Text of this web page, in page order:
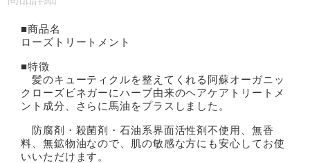
■商品名
ローズトリートメント
■特徴
髪のキューティクルを整えてくれる阿蘇オーガニッ
クローズビネガーにハーブ由来のヘアケアトリートメ
ント成分、さらに馬油をプラスしました。
防腐剤・殺菌剤・石油系界面活性剤不使用、無香
料、無鉱物油なので、肌の敏感な方にも安心してお使
いいただけます。